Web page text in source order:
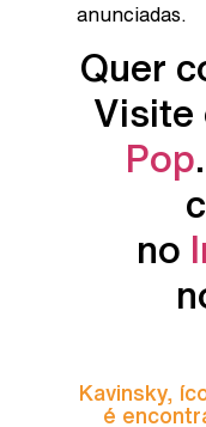
anunciadas.
Quer
Visite
Pop
no
Kavinsky,
é